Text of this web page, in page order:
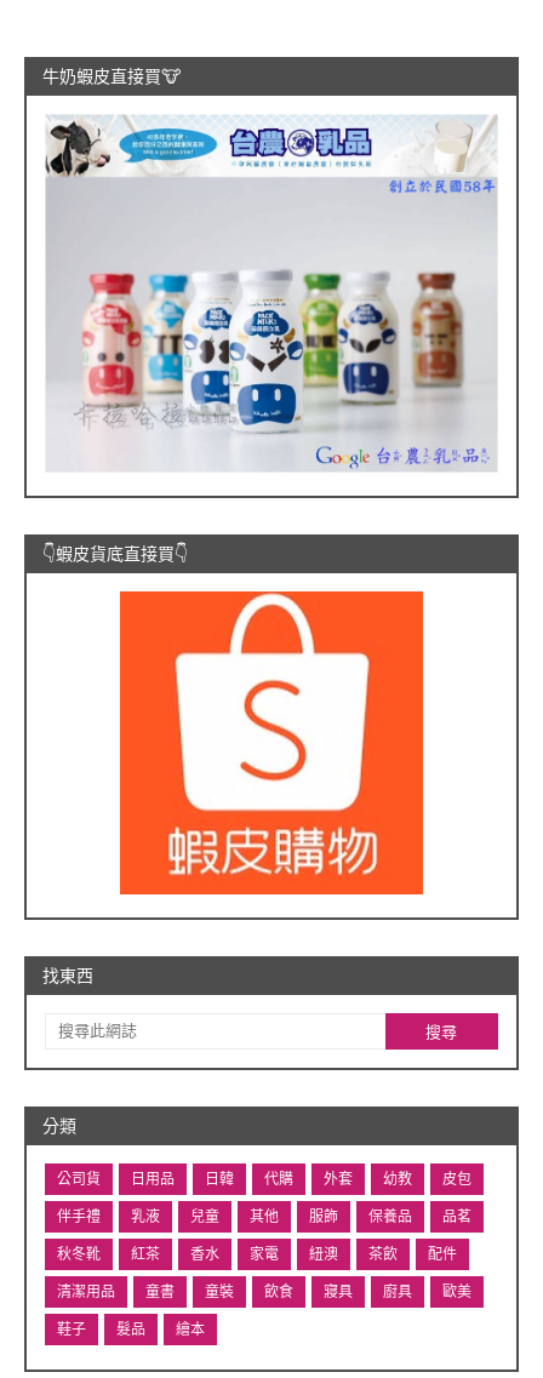
牛奶蝦皮直接買🐮
👇蝦皮貨底直接買👇
找東西
分類
公司貨 日用品 日韓 代購 外套 幼教 皮包
伴手禮 乳液 兒童 其他 服飾 保養品 品茗
秋冬靴 紅茶 香水 家電 紐澳 茶飲 配件
清潔用品 童書 童裝 飲食 寢具 廚具 歐美
鞋子 髮品 繪本